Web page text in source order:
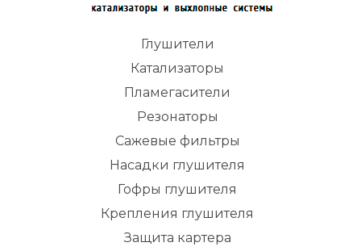
Глушители
Катализаторы
Пламегасители
Резонаторы
Сажевые фильтры
Насадки глушителя
Гофры глушителя
Крепления глушителя
Защита картера